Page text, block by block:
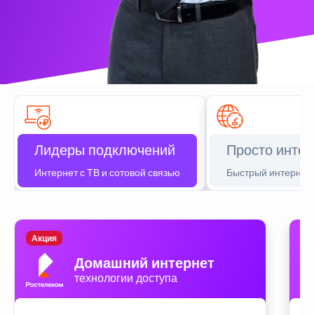
Лидеры подключений
Интернет с ТВ и сотовой связью
Просто
Быстрый интернет
Домашний интернет
технологии доступа
Акция